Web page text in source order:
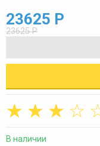
23625 Р
23625 Р
☆
☆
☆
☆
В наличии